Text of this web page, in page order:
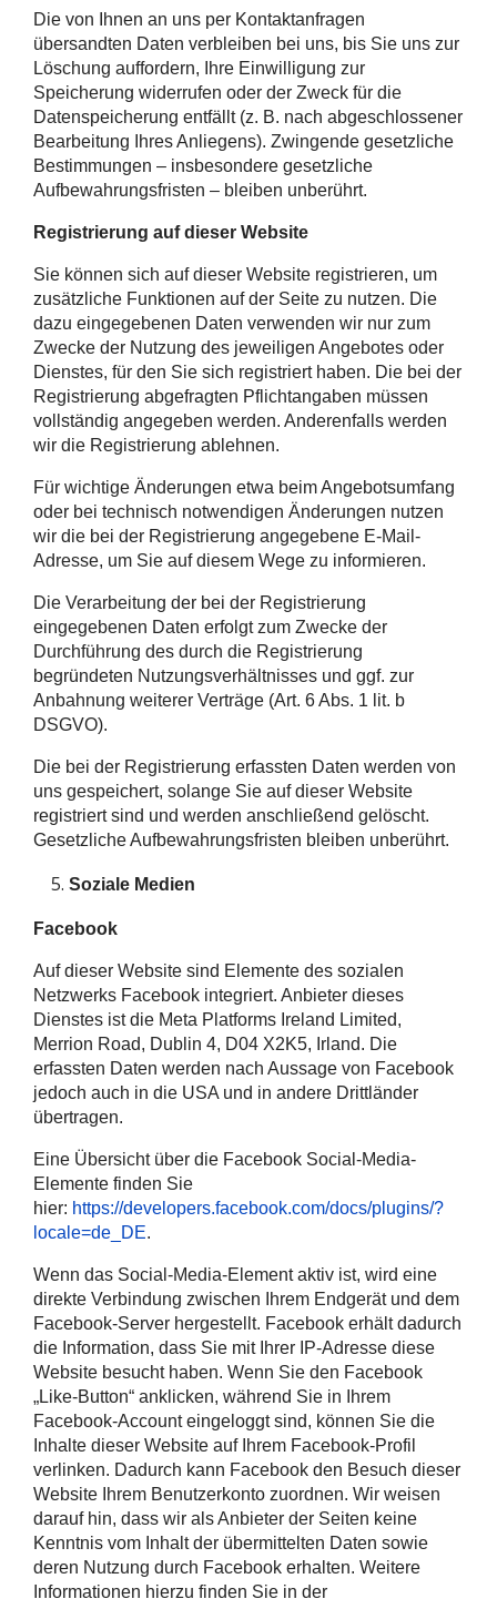
Die von Ihnen an uns per Kontaktanfragen
übersandten Daten verbleiben bei uns, bis Sie uns zur
Löschung auffordern, Ihre Einwilligung zur
Speicherung widerrufen oder der Zweck für die
Datenspeicherung entfällt (z. B. nach abgeschlossener
Bearbeitung Ihres Anliegens). Zwingende gesetzliche
Bestimmungen – insbesondere gesetzliche
Aufbewahrungsfristen – bleiben unberührt.
Registrierung auf dieser Website
Sie können sich auf dieser Website registrieren, um
zusätzliche Funktionen auf der Seite zu nutzen. Die
dazu eingegebenen Daten verwenden wir nur zum
Zwecke der Nutzung des jeweiligen Angebotes oder
Dienstes, für den Sie sich registriert haben. Die bei der
Registrierung abgefragten Pflichtangaben müssen
vollständig angegeben werden. Anderenfalls werden
wir die Registrierung ablehnen.
Für wichtige Änderungen etwa beim Angebotsumfang
oder bei technisch notwendigen Änderungen nutzen
wir die bei der Registrierung angegebene E-Mail-
Adresse, um Sie auf diesem Wege zu informieren.
Die Verarbeitung der bei der Registrierung
eingegebenen Daten erfolgt zum Zwecke der
Durchführung des durch die Registrierung
begründeten Nutzungsverhältnisses und ggf. zur
Anbahnung weiterer Verträge (Art. 6 Abs. 1 lit. b
DSGVO).
Die bei der Registrierung erfassten Daten werden von
uns gespeichert, solange Sie auf dieser Website
registriert sind und werden anschließend gelöscht.
Gesetzliche Aufbewahrungsfristen bleiben unberührt.
Soziale Medien
Facebook
Auf dieser Website sind Elemente des sozialen
Netzwerks Facebook integriert. Anbieter dieses
Dienstes ist die Meta Platforms Ireland Limited,
Merrion Road, Dublin 4, D04 X2K5, Irland. Die
erfassten Daten werden nach Aussage von Facebook
jedoch auch in die USA und in andere Drittländer
übertragen.
Eine Übersicht über die Facebook Social-Media-
Elemente finden Sie
hier: https://developers.facebook.com/docs/plugins/?
locale=de_DE.
Wenn das Social-Media-Element aktiv ist, wird eine
direkte Verbindung zwischen Ihrem Endgerät und dem
Facebook-Server hergestellt. Facebook erhält dadurch
die Information, dass Sie mit Ihrer IP-Adresse diese
Website besucht haben. Wenn Sie den Facebook
„Like-Button“ anklicken, während Sie in Ihrem
Facebook-Account eingeloggt sind, können Sie die
Inhalte dieser Website auf Ihrem Facebook-Profil
verlinken. Dadurch kann Facebook den Besuch dieser
Website Ihrem Benutzerkonto zuordnen. Wir weisen
darauf hin, dass wir als Anbieter der Seiten keine
Kenntnis vom Inhalt der übermittelten Daten sowie
deren Nutzung durch Facebook erhalten. Weitere
Informationen hierzu finden Sie in der